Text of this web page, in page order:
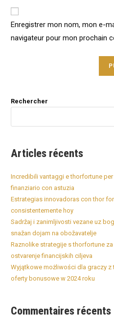
comment
website
URL
(optional)
Enregistrer mon nom, mon e-
navigateur pour mon prochain
Rechercher
Articles récents
Incredibili vantaggi e thorfortune
finanziario con astuzia
Estrategias innovadoras con thor
consistentemente hoy
Sadržaj i zanimljivosti vezane uz
snažan dojam na obožavatelje
Raznolike strategije s thorfortune
ostvarenje financijskih ciljeva
Wyjątkowe możliwości dla graczy
oferty bonusowe w 2024 roku
Commentaires récents